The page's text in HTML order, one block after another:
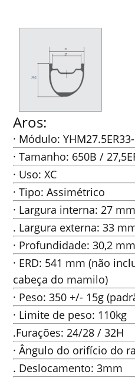
Aros:
· Módulo:
· Tamanho: 650B /
· Uso: XC
· Tipo: Assimétrico
· Largura interna: 27 mm
. Largura externa: 33
· Profundidade: 30,2 mm
· ERD: 541 mm (não
cabeça do mamilo)
· Peso: 350 +/- 15g
· Limite de peso: 110kg
.Furações: 24/28 / 32H
· Ângulo do orifício do
. Deslocamento: 3mm